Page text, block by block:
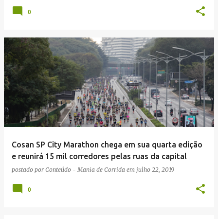
0
Cosan SP City Marathon chega em sua quarta edição
e reunirá 15 mil corredores pelas ruas da capital
postado por Conteúdo - Mania de Corrida em julho 22, 2019
0